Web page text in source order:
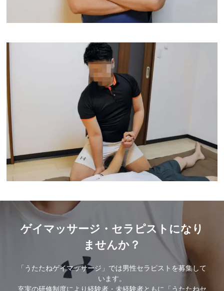
ゲイマッサージ・セラピストになり
ませんか？
「うたたねゲイマッサージ」では男性セラピストを募集して
います。
充実の研修制度により経験者・未経験者ともに「うたたねセ